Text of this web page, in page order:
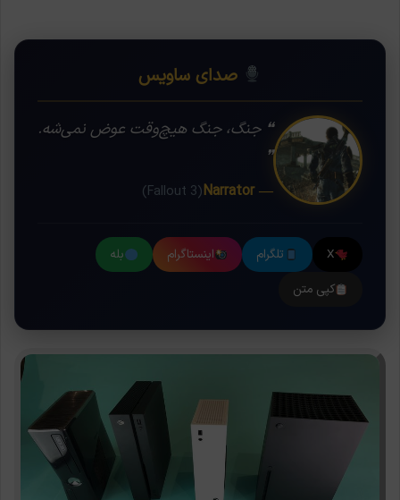
صدای ساویس
❝ جنگ، جنگ هیچ‌وقت عوض نمی‌شه.
❞
— Narrator
(Fallout 3)
X تلگرام اینستاگرام
بله
کپی متن